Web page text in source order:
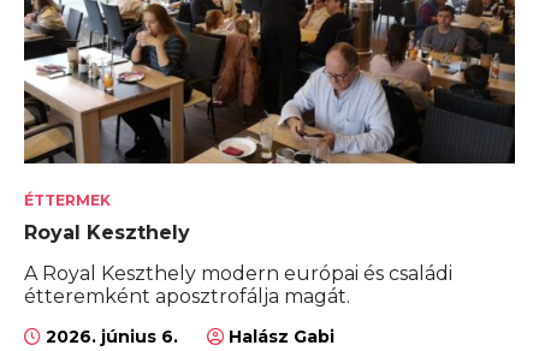
ÉTTERMEK
Royal Keszthely
A Royal Keszthely modern európai és családi
étteremként aposztrofálja magát.
2026. június 6. Halász Gabi